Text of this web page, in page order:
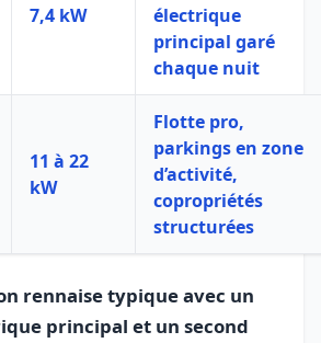
7,4 kW
électrique
principal garé
chaque nuit
11 à 22
kW
Flotte pro,
parkings en zone
d’activité,
copropriétés
structurées
rennaise typique avec un
principal et un second